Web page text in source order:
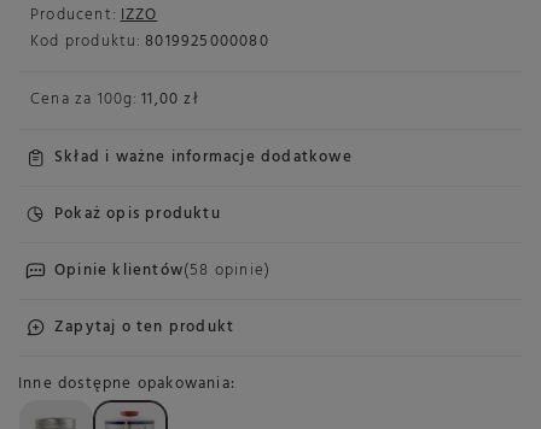
Producent: IZZO
Kod produktu: 8019925000080
Cena za 100g: 11,00 zł
Skład i ważne informacje dodatkowe
Pokaż opis produktu
Opinie klientów(58 opinie)
Zapytaj o ten produkt
Inne dostępne opakowania